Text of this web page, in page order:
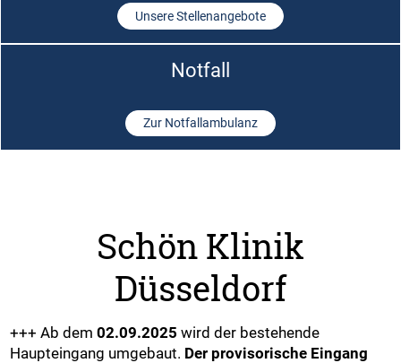
Unsere Stellenangebote
Notfall
Zur Notfallambulanz
Schön Klinik
Düsseldorf
+++ Ab dem02.09.2025 wird der bestehende
Haupteingang umgebaut. Der provisorische Eingang